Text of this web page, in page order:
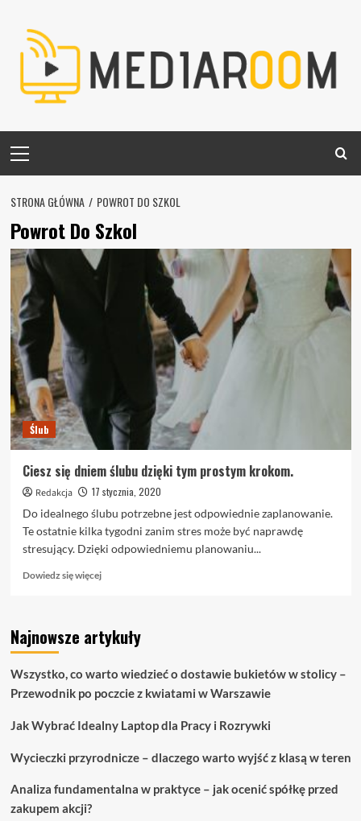
content
Menu
STRONA GŁÓWNA POWROT DO SZKOL
Powrot Do Szkol
Ślub
Ciesz się dniem ślubu dzięki tym prostym krokom.
Redakcja
17 stycznia, 2020
Do idealnego ślubu potrzebne jest odpowiednie zaplanowanie.
Te ostatnie kilka tygodni zanim stres może być naprawdę
stresujący. Dzięki odpowiedniemu planowaniu...
Dowiedz się więcejDowiedz
Ciesz
się
ślubu
dzięki
prostym
Najnowsze artykuły
Wszystko, co warto wiedzieć o dostawie bukietów w stolicy –
Przewodnik po poczcie z kwiatami w Warszawie
Jak Wybrać Idealny Laptop dla Pracy i Rozrywki
Wycieczki przyrodnicze – dlaczego warto wyjść z klasą w teren
Analiza fundamentalna w praktyce – jak ocenić spółkę przed
zakupem akcji?